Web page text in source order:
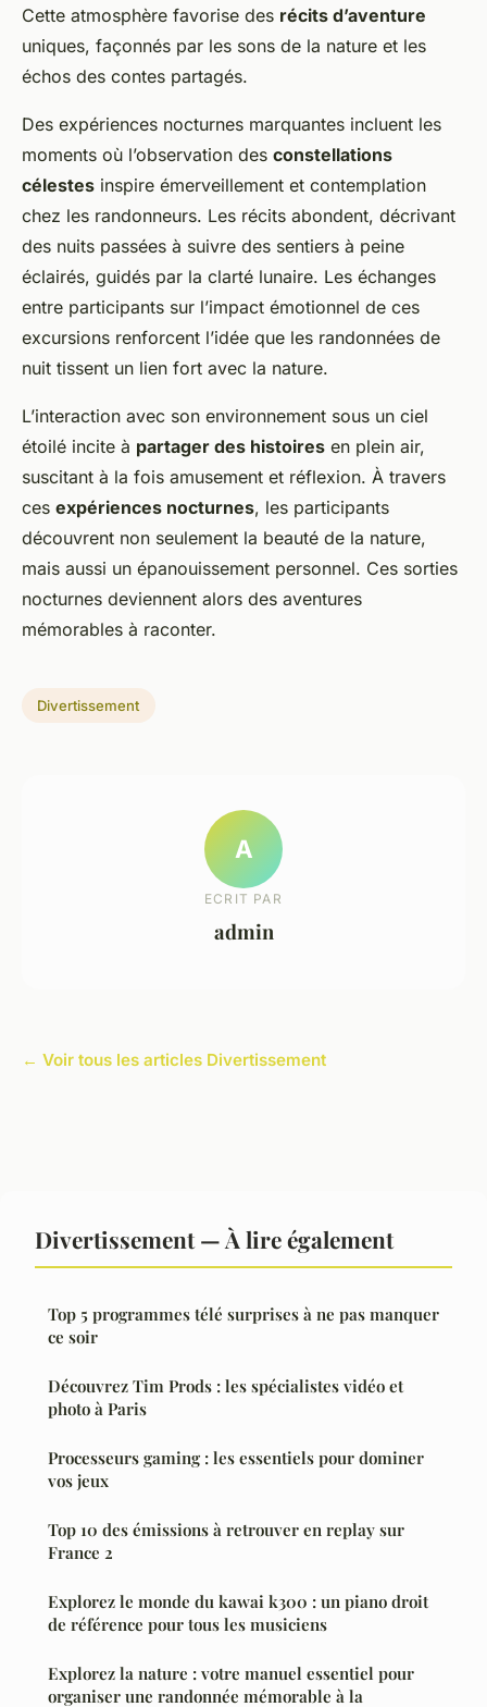
Cette atmosphère favorise des récits d’aventure
uniques, façonnés par les sons de la nature et les
échos des contes partagés.
Des expériences nocturnes marquantes incluent les
moments où l’observation des constellations
célestes inspire émerveillement et contemplation
chez les randonneurs. Les récits abondent, décrivant
des nuits passées à suivre des sentiers à peine
éclairés, guidés par la clarté lunaire. Les échanges
entre participants sur l’impact émotionnel de ces
excursions renforcent l’idée que les randonnées de
nuit tissent un lien fort avec la nature.
L’interaction avec son environnement sous un ciel
étoilé incite à partager des histoires en plein air,
suscitant à la fois amusement et réflexion. À travers
ces expériences nocturnes, les participants
découvrent non seulement la beauté de la nature,
mais aussi un épanouissement personnel. Ces sorties
nocturnes deviennent alors des aventures
mémorables à raconter.
Divertissement
A
ECRIT PAR
admin
← Voir tous les articles Divertissement
Divertissement — À lire également
Top 5 programmes télé surprises à ne pas manquer
ce soir
Découvrez Tim Prods : les spécialistes vidéo et
photo à Paris
Processeurs gaming : les essentiels pour dominer
vos jeux
Top 10 des émissions à retrouver en replay sur
France 2
Explorez le monde du kawai k300 : un piano droit
de référence pour tous les musiciens
Explorez la nature : votre manuel essentiel pour
organiser une randonnée mémorable à la